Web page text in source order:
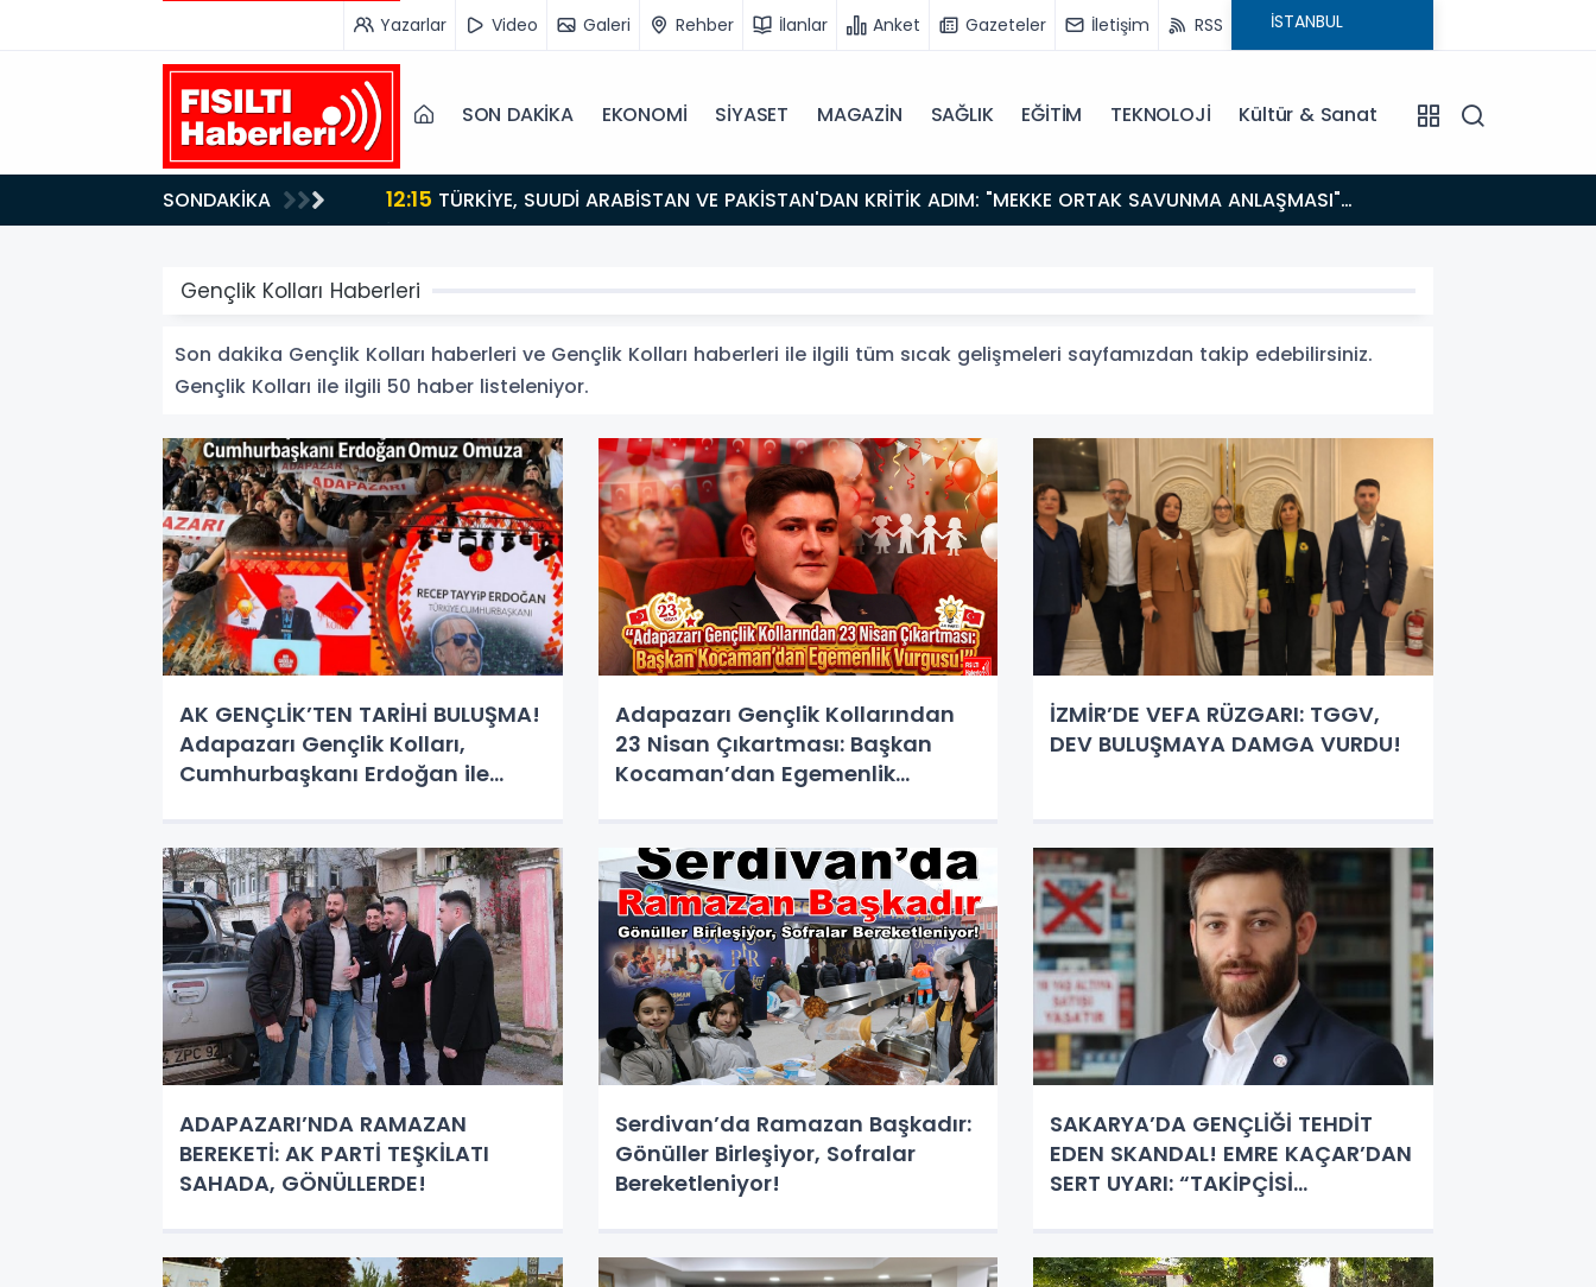
Yazarlar Video Galeri Rehber İlanlar Anket Gazeteler İletişim RSS
SON DAKİKA EKONOMİ SİYASET MAGAZİN SAĞLIK EĞİTİM TEKNOLOJİ Kültür & Sanat
SONDAKİKA 12:15
İMZALANDI!
Uyanacağız"
Gençlik Kolları Haberleri
Son dakika Gençlik Kolları haberleri ve Gençlik Kolları haberleri ile ilgili tüm sıcak gelişmeleri sayfamızdan takip edebilirsiniz.
Gençlik Kolları ile ilgili 50 haber listeleniyor.
AK GENÇLİK’TEN TARİHİ BULUŞMA!
Adapazarı Gençlik Kolları,
Cumhurbaşkanı Erdoğan ile
Adapazarı Gençlik Kollarından
23 Nisan Çıkartması: Başkan
Kocaman’dan Egemenlik
İZMİR’DE VEFA RÜZGARI: TGGV,
DEV BULUŞMAYA DAMGA VURDU!
ADAPAZARI’NDA RAMAZAN
BEREKETİ: AK PARTİ TEŞKİLATI
SAHADA, GÖNÜLLERDE!
Serdivan’da Ramazan Başkadır:
Gönüller Birleşiyor, Sofralar
Bereketleniyor!
SAKARYA’DA GENÇLİĞİ TEHDİT
EDEN SKANDAL! EMRE KAÇAR’DAN
SERT UYARI: “TAKİPÇİSİ